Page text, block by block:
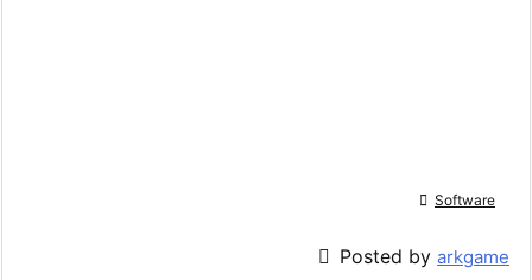
 Software
 Posted by arkgame